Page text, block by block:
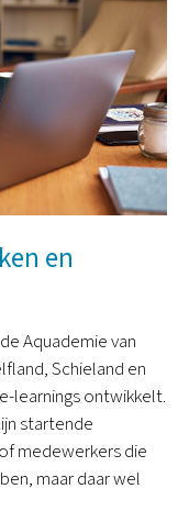
en
Aquademie van
Schieland en
learnings ontwikkelt.
startende
medewerkers die
maar daar wel